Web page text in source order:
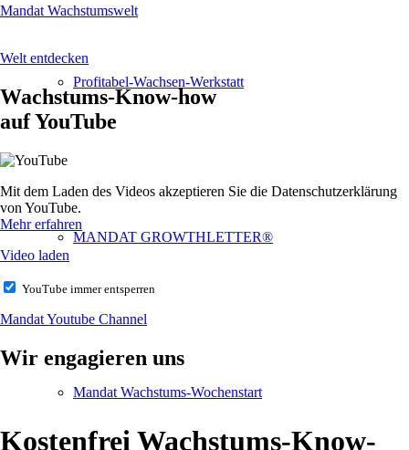
Profitabel-Wachsen-Werkstatt
MANDAT GROWTHLETTER®
Mandat Wachstums-Wochenstart
Mandat Wachstumswelt
Welt entdecken
Wachstums-Know-how
auf YouTube
Mit dem Laden des Videos akzeptieren Sie die Datenschutzerklärung
von YouTube.
Mehr erfahren
Video laden
YouTube immer entsperren
Mandat Youtube Channel
Wir engagieren uns
Kostenfrei Wachstums-Know-